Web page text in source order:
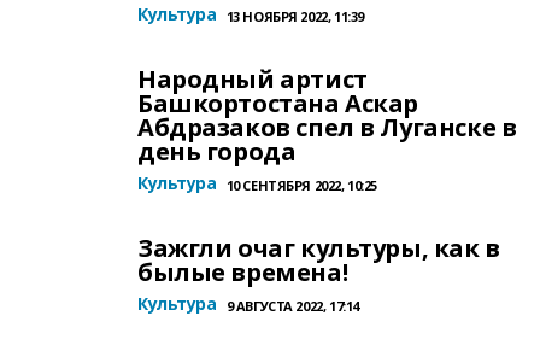
Культура 13 НОЯБРЯ 2022, 11:39
Народный артист
Башкортостана Аскар
Абдразаков спел в Луганске в
день города
Культура 10 СЕНТЯБРЯ 2022, 10:25
Зажгли очаг культуры, как в
былые времена!
Культура 9 АВГУСТА 2022, 17:14